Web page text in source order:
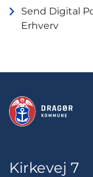
Send Digital
Erhverv
Kirkevej 7